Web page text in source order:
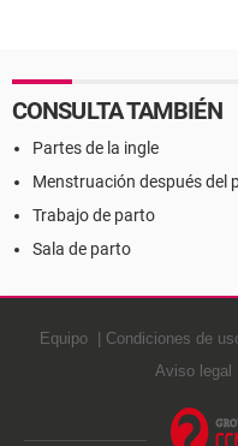
CONSULTA TAMBIÉN
Partes de la ingle
Menstruación después del
Trabajo de parto
Sala de parto
Equipo Condiciones de
Aviso legal